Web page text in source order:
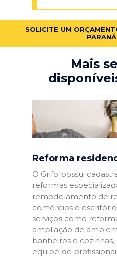
SOLICITE UM
Mais
Reforma
O Grifo possui
reformas
remodelamento de
comércios e
serviços como
ampliação de
banheiros e
equipe de